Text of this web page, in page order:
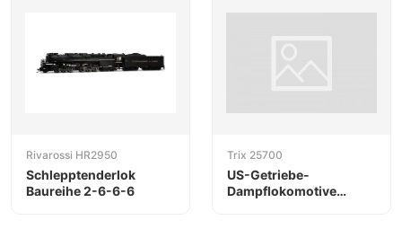
Rivarossi HR2950
Schlepptenderlok
Baureihe 2-6-6-6
Trix 25700
US-Getriebe-
Dampflokomotive